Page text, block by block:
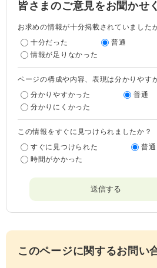
皆さまのご意見をお聞かせ
お求めの情報が十分掲載されていました
十分だった
普通
情報が足りなかった
ページの構成や内容、表現は分かりやす
分かりやすかった
普通
分かりにくかった
この情報をすぐに見つけられましたか？
すぐに見つけられた
普通
時間がかかった
このページに関するお問い